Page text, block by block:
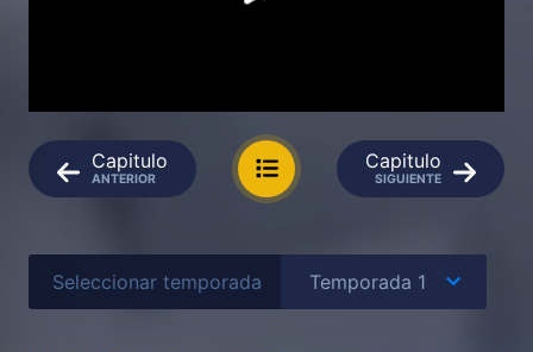
Capitulo
ANTERIOR
Capitulo
SIGUIENTE
Seleccionar temporada